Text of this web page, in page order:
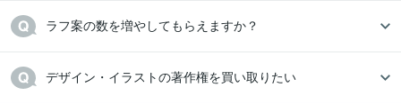
ラフ案の数を増やしてもらえますか？
デザイン・イラストの著作権を買い取りたい